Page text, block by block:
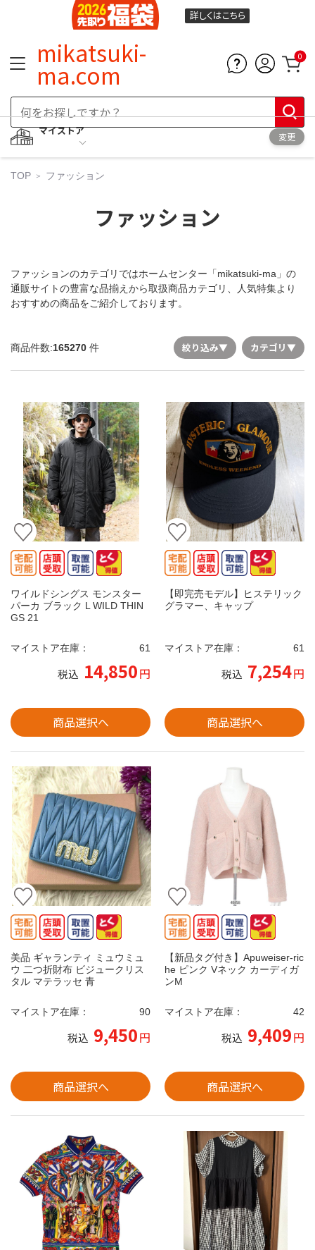
詳しくはこちら
mikatsuki-
ma.com
0
マイストア
変更
TOP ファッション
ファッション
ファッションのカテゴリではホームセンター「mikatsuki-ma」の
通販サイトの豊富な品揃えから取扱商品カテゴリ、人気特集より
おすすめの商品をご紹介しております。
商品件数:165270 件 絞り込み▼ カテゴリ▼
ワイルドシングス モンスター
パーカ ブラック L WILD THIN
GS 21
マイストア在庫： 61
税込 14,850円
商品選択へ
【即完売モデル】ヒステリック
グラマー、キャップ
マイストア在庫： 61
税込 7,254円
商品選択へ
美品 ギャランティ ミュウミュ
ウ 二つ折財布 ビジュークリス
タル マテラッセ 青
マイストア在庫： 90
税込 9,450円
商品選択へ
【新品タグ付き】Apuweiser-ric
he ピンク Vネック カーディガ
ンM
マイストア在庫： 42
税込 9,409円
商品選択へ